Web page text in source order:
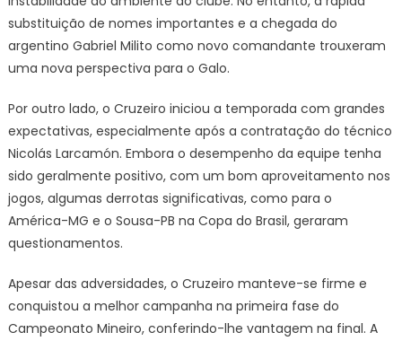
substituição de nomes importantes e a chegada do
argentino Gabriel Milito como novo comandante trouxeram
uma nova perspectiva para o Galo.
Por outro lado, o Cruzeiro iniciou a temporada com grandes
expectativas, especialmente após a contratação do técnico
Nicolás Larcamón. Embora o desempenho da equipe tenha
sido geralmente positivo, com um bom aproveitamento nos
jogos, algumas derrotas significativas, como para o
América-MG e o Sousa-PB na Copa do Brasil, geraram
questionamentos.
Apesar das adversidades, o Cruzeiro manteve-se firme e
conquistou a melhor campanha na primeira fase do
Campeonato Mineiro, conferindo-lhe vantagem na final. A